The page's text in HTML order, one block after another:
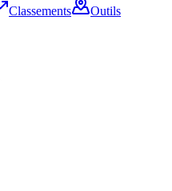
Classements
Outils